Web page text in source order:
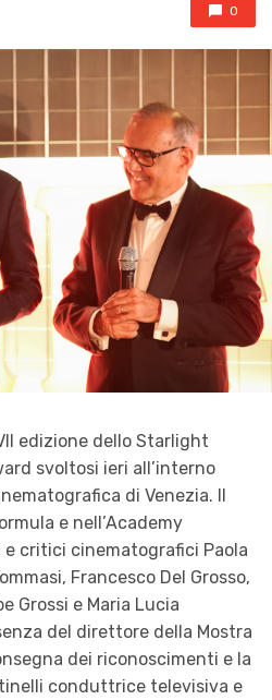
0
edizione dello Starlight
svoltosi ieri all’interno
di Venezia. Il
e nell’Academy
critici cinematografici Paola
Francesco Del Grosso,
Grossi e Maria Lucia
del direttore della Mostra
dei riconoscimenti e la
conduttrice televisiva e